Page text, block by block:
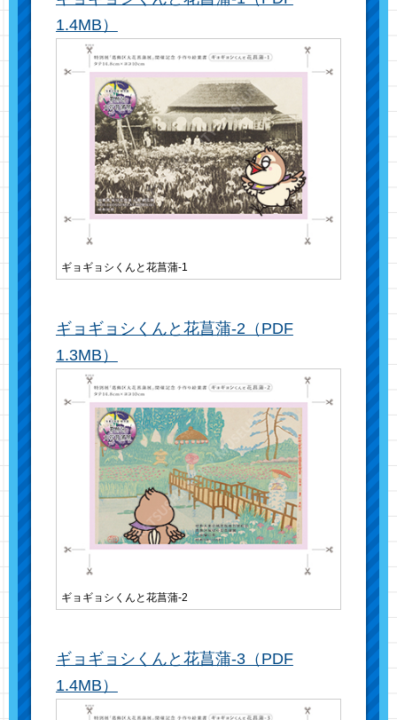
1.4MB）
ギョギョシくんと花菖蒲-1
ギョギョシくんと花菖蒲-2（PDF
1.3MB）
ギョギョシくんと花菖蒲-2
ギョギョシくんと花菖蒲-3（PDF
1.4MB）